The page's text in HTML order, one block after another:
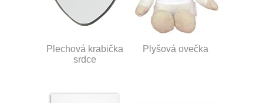
Plechová krabička
srdce
Plyšová ovečka